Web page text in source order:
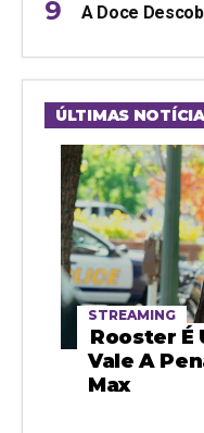
A Doce
ÚLTIMAS
STREAMING
Rooster É
Vale A
Max